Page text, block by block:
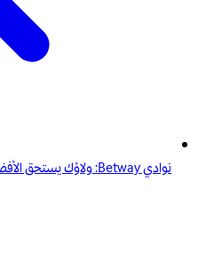
نوادي Betway: ولاؤك يستحق الأفضل